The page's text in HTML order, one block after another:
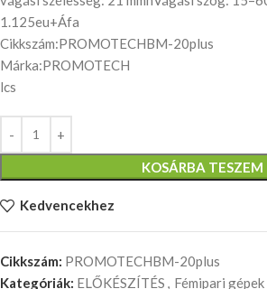
1.125eu+Áfa
Cikkszám:PROMOTECHBM-20plus
Márka:PROMOTECH
lcs
KOSÁRBA TESZEM
Kedvencekhez
Cikkszám: PROMOTECHBM-20plus
Kategóriák: ELŐKÉSZÍTÉS , Fémipari gépek